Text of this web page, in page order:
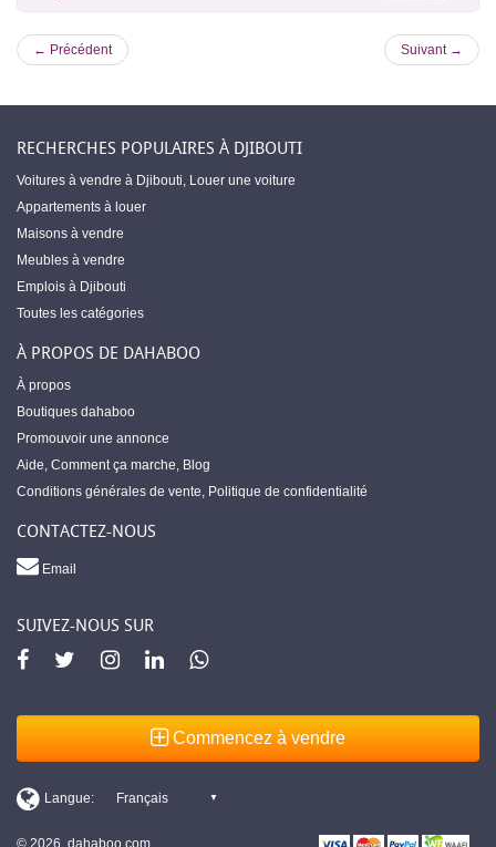
← Précédent Suivant →
RECHERCHES POPULAIRES À DJIBOUTI
Voitures à vendre à Djibouti, Louer une voiture
Appartements à louer
Maisons à vendre
Meubles à vendre
Emplois à Djibouti
Toutes les catégories
À PROPOS DE DAHABOO
À propos
Boutiques dahaboo
Promouvoir une annonce
Aide, Comment ça marche, Blog
Conditions générales de vente, Politique de confidentialité
CONTACTEZ-NOUS
Email
SUIVEZ-NOUS SUR
Commencez à vendre
© 2026, dahaboo.com